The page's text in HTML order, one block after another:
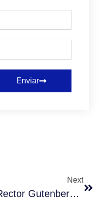
Enviar
Next
Rector Gutenberg Martínez Participa De Encuentro De Rectores Con Ministro De Educación